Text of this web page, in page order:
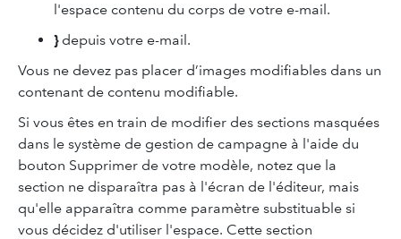
l'espace contenu du corps de votre e-mail.
}depuis votre e-mail.
Vous ne devez pas placer d’images modifiables dans un
contenant de contenu modifiable.
Si vous êtes en train de modifier des sections masquées
dans le système de gestion de campagne à l'aide du
bouton Supprimer de votre modèle, notez que la
section ne disparaîtra pas à l'écran de l'éditeur, mais
qu'elle apparaîtra comme paramètre substituable si
vous décidez d'utiliser l'espace. Cette section